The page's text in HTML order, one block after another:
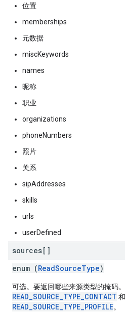
位置
memberships
元数据
miscKeywords
names
昵称
职业
organizations
phoneNumbers
照片
关系
sipAddresses
skills
urls
userDefined
sources[]
enum (ReadSourceType)
可选。要返回哪些来源类型的掩码
READ_SOURCE_TYPE_CONTACT 和
READ_SOURCE_TYPE_PROFILE。